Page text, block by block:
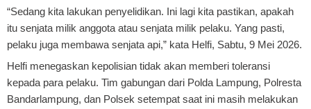
“Sedang kita lakukan penyelidikan. Ini lagi kita pastikan, apakah
itu senjata milik anggota atau senjata milik pelaku. Yang pasti,
pelaku juga membawa senjata api,” kata Helfi, Sabtu, 9 Mei 2026.
Helfi menegaskan kepolisian tidak akan memberi toleransi
kepada para pelaku. Tim gabungan dari Polda Lampung, Polresta
Bandarlampung, dan Polsek setempat saat ini masih melakukan